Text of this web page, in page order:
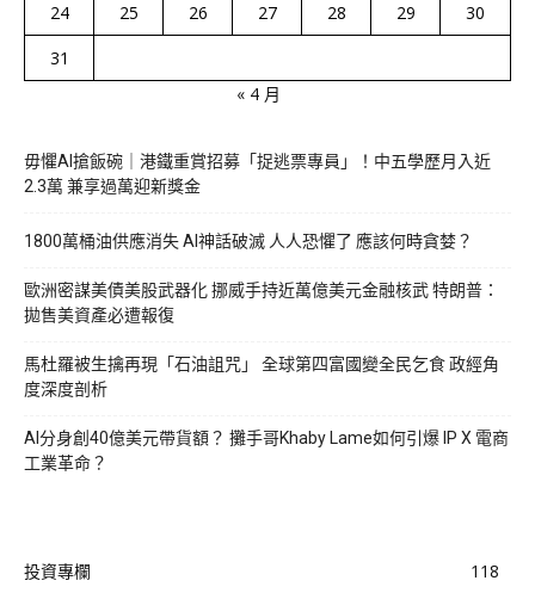
24
25 26 27 28 29
30
31
« 4 月
毋懼AI搶飯碗｜港鐵重賞招募「捉逃票專員」！中五學歷月入近
2.3萬 兼享過萬迎新獎金
1800萬桶油供應消失 AI神話破滅 人人恐懼了 應該何時貪婪？
歐洲密謀美債美股武器化 挪威手持近萬億美元金融核武 特朗普：
拋售美資產必遭報復
馬杜羅被生擒再現「石油詛咒」 全球第四富國變全民乞食 政經角
度深度剖析
AI分身創40億美元帶貨額？ 攤手哥Khaby Lame如何引爆 IP X 電商
工業革命？
投資專欄
118